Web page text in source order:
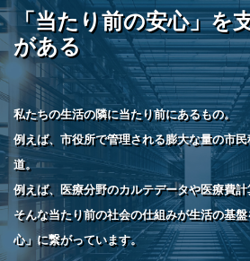
「当たり前の安心」を
がある
私たちの生活の隣に当たり前にあるもの。
例えば、市役所で管理される膨大な量の市
道。
例えば、医療分野のカルテデータや医療費計
そんな当たり前の社会の仕組みが生活の基
心」に繋がっています。